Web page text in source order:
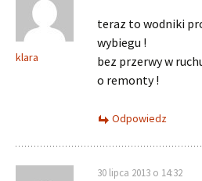
klara
teraz to wodniki
wybiegu !
bez przerwy w
o remonty !
Odpowiedz
30 lipca 2013 o 14:32